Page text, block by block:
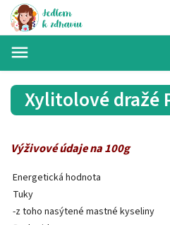
Xylitolové dražé
Výživové údaje na 100g
Energetická hodnota
Tuky
-z toho nasýtené mastné kyseliny